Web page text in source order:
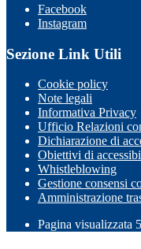
Facebook
Instagram
Sezione Link Utili
Cookie policy
Note legali
Informativa Privacy
Ufficio Relazioni
Dichiarazione di
Obiettivi di
Whistleblowing
Gestione consensi
Amministrazione
Pagina visualizzata